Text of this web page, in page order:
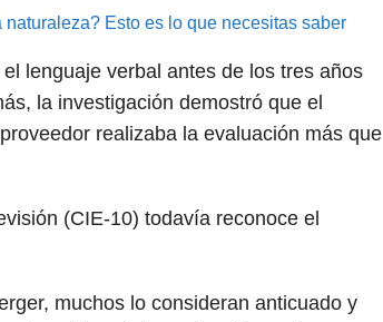
Esto es lo que necesitas saber
lenguaje verbal antes de los tres años
la investigación demostró que el
realizaba la evaluación más que
(CIE-10) todavía reconoce el
muchos lo consideran anticuado y